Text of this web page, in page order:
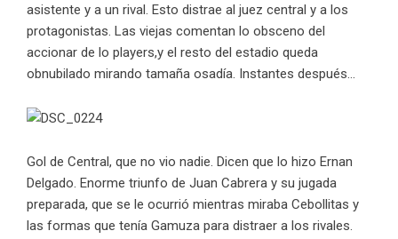
asistente y a un rival. Esto distrae al juez central y a los
protagonistas. Las viejas comentan lo obsceno del
accionar de lo players,y el resto del estadio queda
obnubilado mirando tamaña osadía. Instantes después…
Gol de Central, que no vio nadie. Dicen que lo hizo Ernan
Delgado. Enorme triunfo de Juan Cabrera y su jugada
preparada, que se le ocurrió mientras miraba Cebollitas y
las formas que tenía Gamuza para distraer a los rivales.